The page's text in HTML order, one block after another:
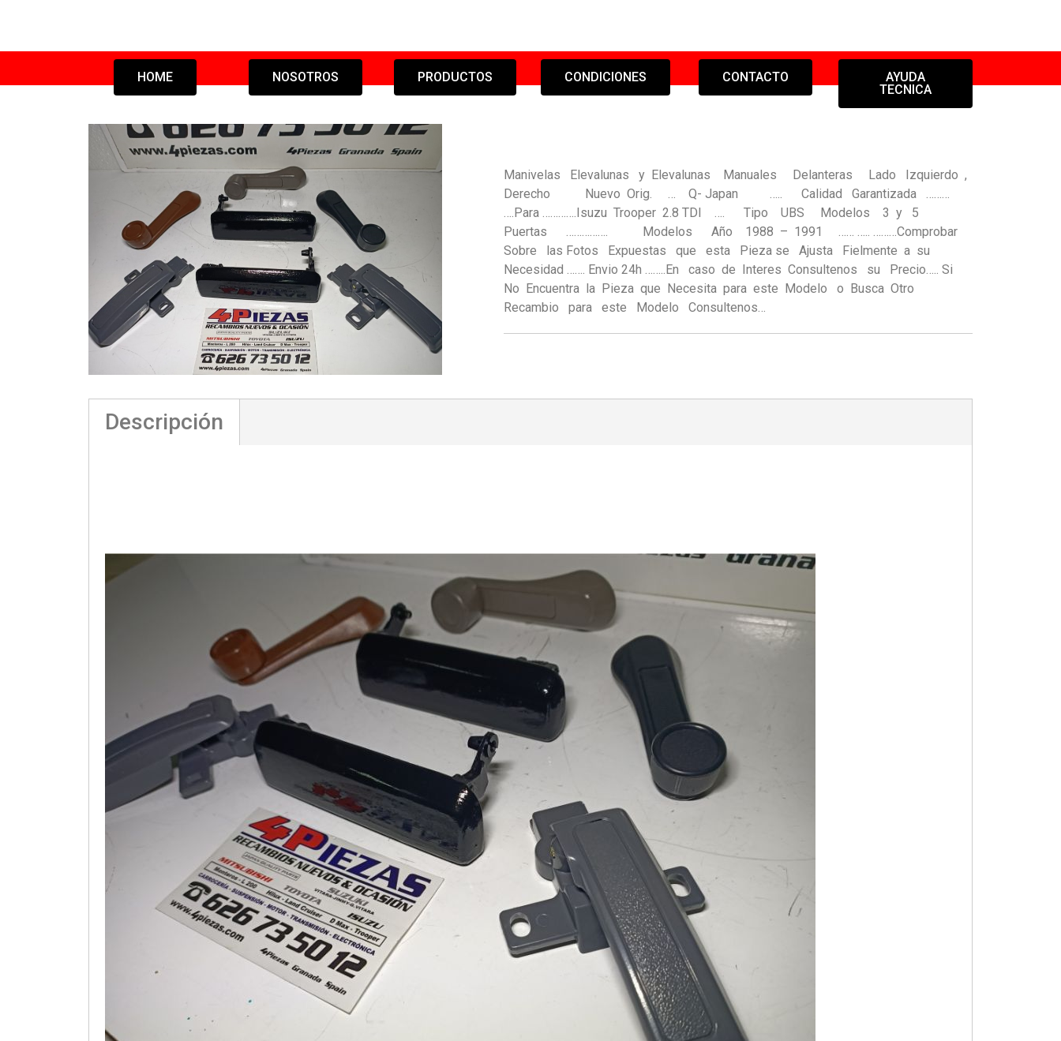
HOME NOSOTROS PRODUCTOS CONDICIONES CONTACTO
AYUDA
TECNICA
Manivelas Elevalunas y Elevalunas Manuales Delanteras Lado Izquierdo ,
Derecho Nuevo Orig. … Q- Japan ….. Calidad Garantizada ………
….Para ………….Isuzu Trooper 2.8 TDI …. Tipo UBS Modelos 3 y 5
Puertas ……………. Modelos Año 1988 – 1991 …… ….. ………Comprobar
Sobre las Fotos Expuestas que esta Pieza se Ajusta Fielmente a su
Necesidad ……. Envio 24h ……..En caso de Interes Consultenos su Precio….. Si
No Encuentra la Pieza que Necesita para este Modelo o Busca Otro
Recambio para este Modelo Consultenos…
Descripción